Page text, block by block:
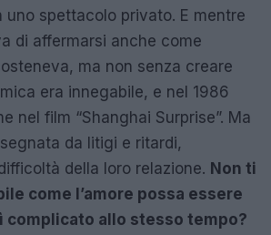
uno spettacolo privato. E mentre
di affermarsi anche come
ma non senza creare
era innegabile, e nel 1986
nel film “Shanghai Surprise”. Ma
da litigi e ritardi,
della loro relazione. Non ti
come l’amore possa essere
complicato allo stesso tempo?